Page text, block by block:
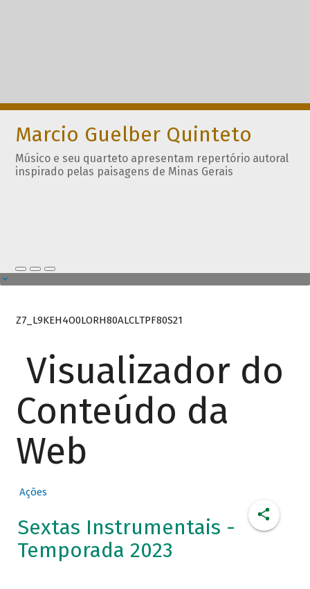
Marcio Guelber Quinteto
Músico e seu quarteto apresentam repertório autoral
inspirado pelas paisagens de Minas Gerais
Z7_L9KEH4O0LORH80ALCLTPF80S21
Visualizador do
Conteúdo da
Web
Ações
Sextas Instrumentais -
Temporada 2023